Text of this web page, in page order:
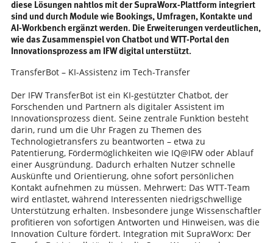
diese Lösungen nahtlos mit der SupraWorx-Plattform integriert
sind und durch Module wie Bookings, Umfragen, Kontakte und
AI-Workbench ergänzt werden. Die Erweiterungen verdeutlichen,
wie das Zusammenspiel von Chatbot und WTT-Portal den
Innovationsprozess am IFW digital unterstützt.
TransferBot – KI-Assistenz im Tech-Transfer
Der IFW TransferBot ist ein KI-gestützter Chatbot, der
Forschenden und Partnern als digitaler Assistent im
Innovationsprozess dient. Seine zentrale Funktion besteht
darin, rund um die Uhr Fragen zu Themen des
Technologietransfers zu beantworten – etwa zu
Patentierung, Fördermöglichkeiten wie IQ@IFW oder Ablauf
einer Ausgründung. Dadurch erhalten Nutzer schnelle
Auskünfte und Orientierung, ohne sofort persönlichen
Kontakt aufnehmen zu müssen. Mehrwert: Das WTT-Team
wird entlastet, während Interessenten niedrigschwellige
Unterstützung erhalten. Insbesondere junge Wissenschaftler
profitieren von sofortigen Antworten und Hinweisen, was die
Innovation Culture fördert. Integration mit SupraWorx: Der